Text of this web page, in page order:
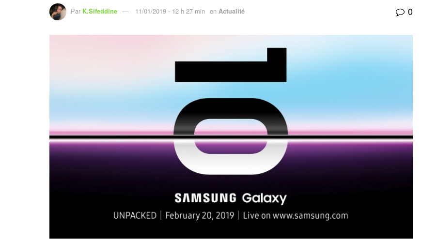
Par K.Sifeddine 11/01/2019 - 12 h 27 min en Actualité 0